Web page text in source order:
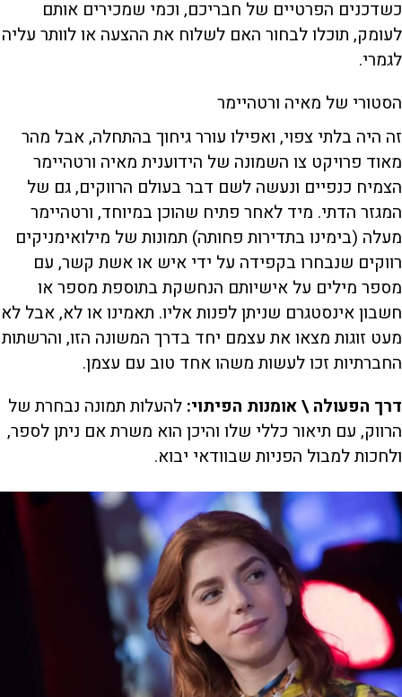
כשדכנים הפרטיים של חבריכם, וכמי שמכירים אותם
לעומק, תוכלו לבחור האם לשלוח את ההצעה או לוותר עליה
לגמרי.
הסטורי של מאיה ורטהיימר
זה היה בלתי צפוי, ואפילו עורר גיחוך בהתחלה, אבל מהר
מאוד פרויקט צו השמונה של הידוענית מאיה ורטהיימר
הצמיח כנפיים ונעשה לשם דבר בעולם הרווקים, גם של
המגזר הדתי. מיד לאחר פתיח שהוכן במיוחד, ורטהיימר
מעלה (בימינו בתדירות פחותה) תמונות של מילואימניקים
רווקים שנבחרו בקפידה על ידי איש או אשת קשר, עם
מספר מילים על אישיותם הנחשקת בתוספת מספר או
חשבון אינסטגרם שניתן לפנות אליו. תאמינו או לא, אבל לא
מעט זוגות מצאו את עצמם יחד בדרך המשונה הזו, והרשתות
החברתיות זכו לעשות משהו אחד טוב עם עצמן.
דרך הפעולה \ אומנות הפיתוי: להעלות תמונה נבחרת של
הרווק, עם תיאור כללי שלו והיכן הוא משרת אם ניתן לספר,
ולחכות למבול הפניות שבוודאי יבוא.